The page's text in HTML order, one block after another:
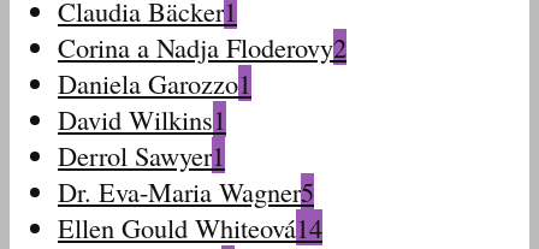
Claudia Bäcker1
Corina a Nadja Floderovy2
Daniela Garozzo1
David Wilkins1
Derrol Sawyer1
Dr. Eva-Maria Wagner5
Ellen Gould Whiteová14